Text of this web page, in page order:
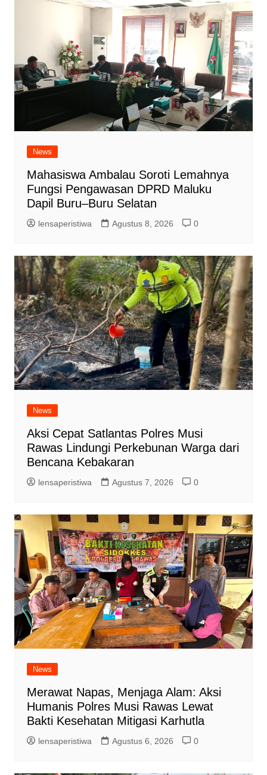
News
Mahasiswa Ambalau Soroti Lemahnya
Fungsi Pengawasan DPRD Maluku
Dapil Buru–Buru Selatan
lensaperistiwa Agustus 8, 2026 0
News
Aksi Cepat Satlantas Polres Musi
Rawas Lindungi Perkebunan Warga dari
Bencana Kebakaran
lensaperistiwa Agustus 7, 2026 0
News
Merawat Napas, Menjaga Alam: Aksi
Humanis Polres Musi Rawas Lewat
Bakti Kesehatan Mitigasi Karhutla
lensaperistiwa Agustus 6, 2026 0